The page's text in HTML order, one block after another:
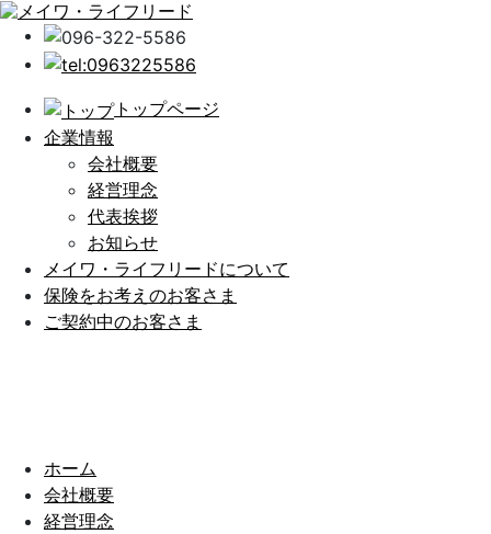
トップページ
企業情報
会社概要
経営理念
代表挨拶
お知らせ
メイワ・ライフリードについて
保険をお考えのお客さま
ご契約中のお客さま
ホーム
会社概要
経営理念